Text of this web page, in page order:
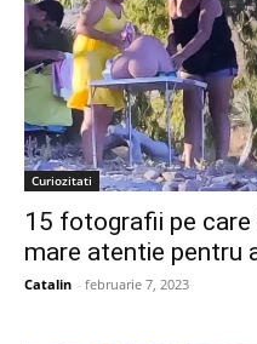
Curiozitati
15 fotografii pe
mare atentie pentru
Catalin - februarie 7, 2023